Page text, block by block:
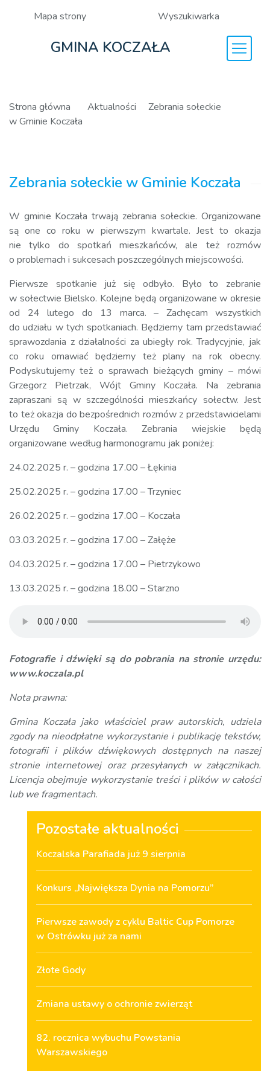
Mapa strony Wyszukiwarka
GMINA KOCZAŁA
Strona główna Aktualności
Zebrania sołeckie
w Gminie Koczała
Zebrania sołeckie w Gminie Koczała
W gminie Koczała trwają zebrania sołeckie. Organizowane
są one co roku w pierwszym kwartale. Jest to okazja
nie tylko do spotkań mieszkańców, ale też rozmów
o problemach i sukcesach poszczególnych miejscowości.
Pierwsze spotkanie już się odbyło. Było to zebranie
w sołectwie Bielsko. Kolejne będą organizowane w okresie
od 24 lutego do 13 marca. – Zachęcam wszystkich
do udziału w tych spotkaniach. Będziemy tam przedstawiać
sprawozdania z działalności za ubiegły rok. Tradycyjnie, jak
co roku omawiać będziemy też plany na rok obecny.
Podyskutujemy też o sprawach bieżących gminy – mówi
Grzegorz Pietrzak, Wójt Gminy Koczała. Na zebrania
zapraszani są w szczególności mieszkańcy sołectw. Jest
to też okazja do bezpośrednich rozmów z przedstawicielami
Urzędu Gminy Koczała. Zebrania wiejskie będą
organizowane według harmonogramu jak poniżej:
24.02.2025 r. – godzina 17.00 – Łękinia
25.02.2025 r. – godzina 17.00 – Trzyniec
26.02.2025 r. – godzina 17.00 – Koczała
03.03.2025 r. – godzina 17.00 – Załęże
04.03.2025 r. – godzina 17.00 – Pietrzykowo
13.03.2025 r. – godzina 18.00 – Starzno
Fotografie i dźwięki są do pobrania na stronie urzędu:
www.koczala.pl
Nota prawna:
Gmina Koczała jako właściciel praw autorskich, udziela
zgody na nieodpłatne wykorzystanie i publikację tekstów,
fotografii i plików dźwiękowych dostępnych na naszej
stronie internetowej oraz przesyłanych w załącznikach.
Licencja obejmuje wykorzystanie treści i plików w całości
lub we fragmentach.
Pozostałe aktualności
Koczalska Parafiada już 9 sierpnia
Konkurs „Największa Dynia na Pomorzu”
Pierwsze zawody z cyklu Baltic Cup Pomorze
w Ostrówku już za nami
Złote Gody
Zmiana ustawy o ochronie zwierząt
82. rocznica wybuchu Powstania
Warszawskiego